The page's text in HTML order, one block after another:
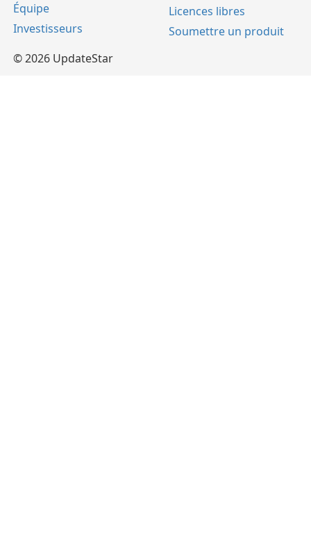
Équipe
Investisseurs
Licences libres
Soumettre un produit
© 2026 UpdateStar